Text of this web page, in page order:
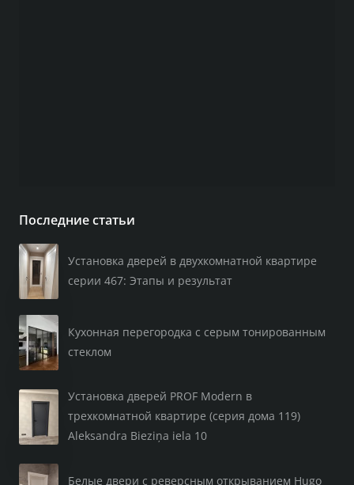
Последние статьи
Установка дверей в двухкомнатной квартире
серии 467: Этапы и результат
Кухонная перегородка с серым тонированным
стеклом
Установка дверей PROF Modern в
трехкомнатной квартире (серия дома 119)
Aleksandra Bieziņa iela 10
Белые двери с реверсным открыванием Hugo